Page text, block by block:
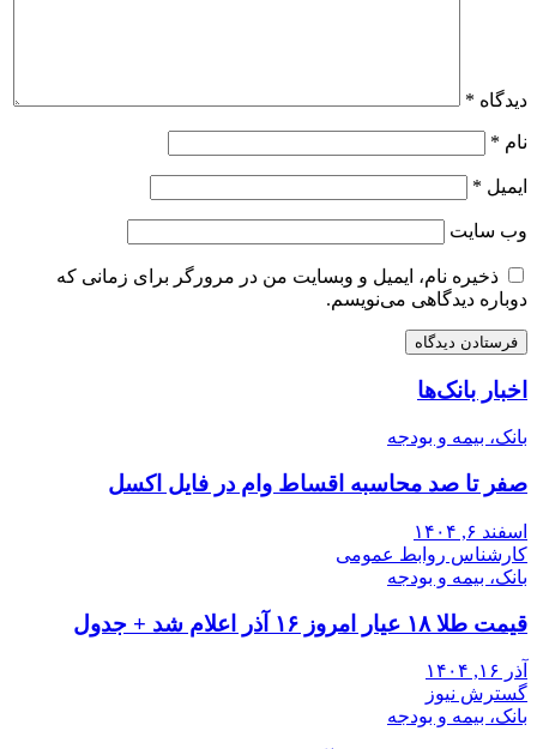
دیدگاه *
نام *
ایمیل *
وب‌ سایت
ذخیره نام، ایمیل و وبسایت من در مرورگر برای زمانی که
دوباره دیدگاهی می‌نویسم.
اخبار بانک‌ها
بانک، بیمه و بودجه
صفر تا صد محاسبه اقساط وام در فایل اکسل
اسفند ۶, ۱۴۰۴
کارشناس روابط عمومی
بانک، بیمه و بودجه
قیمت طلا ۱۸ عیار امروز ۱۶ آذر اعلام شد + جدول
آذر ۱۶, ۱۴۰۴
گسترش نیوز
بانک، بیمه و بودجه